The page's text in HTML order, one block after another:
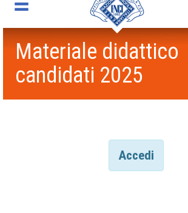
Materiale didattico
candidati 2025
Accedi